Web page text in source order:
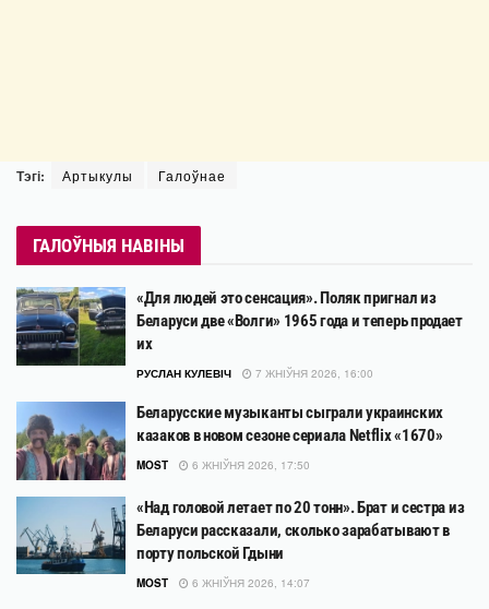
Тэгі: Артыкулы Галоўнае
ГАЛОЎНЫЯ НАВІНЫ
«Для людей это сенсация». Поляк пригнал из
Беларуси две «Волги» 1965 года и теперь продает
их
РУСЛАН КУЛЕВІЧ 7 ЖНІЎНЯ 2026, 16:00
Беларусские музыканты сыграли украинских
казаков в новом сезоне сериала Netflix «1670»
MOST 6 ЖНІЎНЯ 2026, 17:50
«Над головой летает по 20 тонн». Брат и сестра из
Беларуси рассказали, сколько зарабатывают в
порту польской Гдыни
MOST 6 ЖНІЎНЯ 2026, 14:07